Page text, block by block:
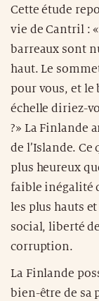
Cette étude
vie de Cantril :
barreaux sont
haut. Le
pour vous, et le
échelle diriez-
?» La Finlande
de l’Islande.
plus heureux
faible inégalité
les plus hauts
social, liberté
corruption.
La Finlande
bien-être de sa